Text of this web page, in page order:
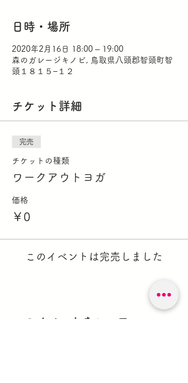
日時・場所
2020年2月16日 18:00 – 19:00
森のガレージキノビ, 鳥取県八頭郡智頭町智
頭１８１５−１２
チケット詳細
完売
チケットの種類
ワークアウトヨガ
価格
￥0
このイベントは完売しました
このイベントをシェア